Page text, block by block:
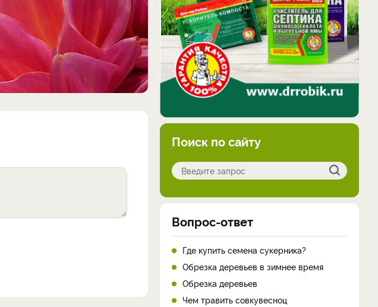
Поиск по сайту
Вопрос-ответ
Где купить семена сукерника?
Обрезка деревьев в зимнее время
Обрезка деревьев
Чем травить совкувесноц